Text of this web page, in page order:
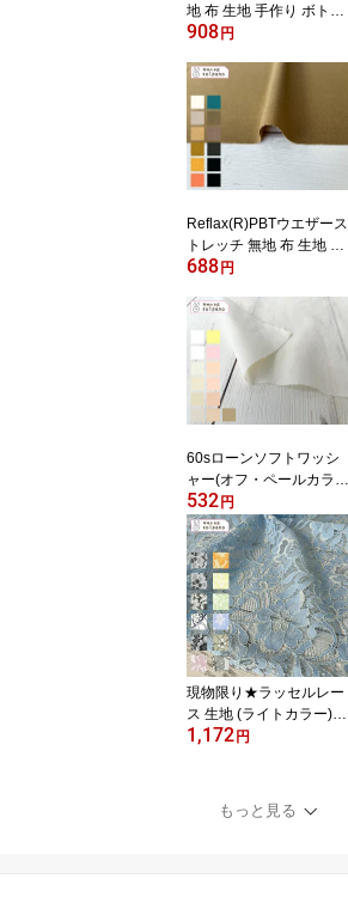
地 布 生地 手作り ボトム
パンツ リネンライク カ
52316)
908円
Reflax(R)PBTウエザース
トレッチ 無地 布 生地 手
作り リネンライク 家庭
(商品番号:52315)
688円
60sローンソフトワッシ
ャー(オフ・ペールカラ
ー) 無地 布 生地 手作り
カット50cm単位 クリッ
クポスト対応商品(商品番
号:12177)
532円
現物限り★ラッセルレー
ス 生地 (ライトカラー)
花柄 布 手作り カット50
1,172円
もっと見る